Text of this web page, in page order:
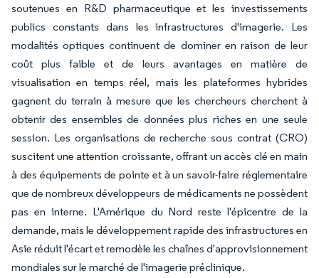
soutenues en R&D pharmaceutique et les investissements
publics constants dans les infrastructures d'imagerie. Les
modalités optiques continuent de dominer en raison de leur
coût plus faible et de leurs avantages en matière de
visualisation en temps réel, mais les plateformes hybrides
gagnent du terrain à mesure que les chercheurs cherchent à
obtenir des ensembles de données plus riches en une seule
session. Les organisations de recherche sous contrat (CRO)
suscitent une attention croissante, offrant un accès clé en main
à des équipements de pointe et à un savoir-faire réglementaire
que de nombreux développeurs de médicaments ne possèdent
pas en interne. L'Amérique du Nord reste l'épicentre de la
demande, mais le développement rapide des infrastructures en
Asie réduit l'écart et remodèle les chaînes d'approvisionnement
mondiales sur le marché de l'imagerie préclinique.